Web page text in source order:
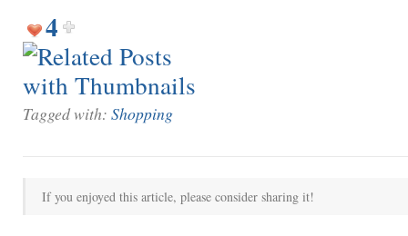
4
Tagged with: Shopping
If you enjoyed this article, please consider sharing it!